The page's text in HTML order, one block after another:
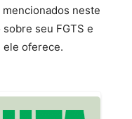
neste
seu FGTS e
oferece.